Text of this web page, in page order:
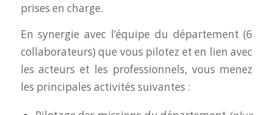
prises en charge.
En synergie avec l’équipe du département (6
collaborateurs) que vous pilotez et en lien avec
les acteurs et les professionnels, vous menez
les principales activités suivantes :